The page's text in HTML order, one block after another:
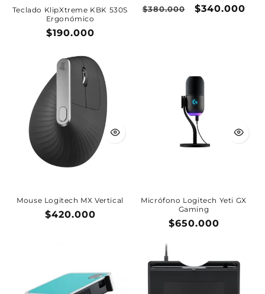
Teclado KlipXtreme KBK 530S
Ergonómico
Precio
$190.000
Precio
$380.000
Precio
$340.000
Mouse Logitech MX Vertical
Precio
$420.000
Micrófono Logitech Yeti GX
Gaming
Precio
$650.000